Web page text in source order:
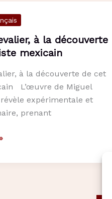
à la découverte
mexicain
à la découverte de cet
L’œuvre de Miguel
expérimentale et
prenant